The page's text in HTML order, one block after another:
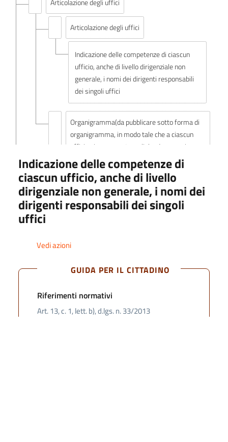
Articolazione degli uffici
Articolazione degli uffici
Indicazione delle competenze di ciascun
ufficio, anche di livello dirigenziale non
generale, i nomi dei dirigenti responsabili
dei singoli uffici
Organigramma(da pubblicare sotto forma di
organigramma, in modo tale che a ciascun
ufficio sia assegnato un link ad una pagina
contenente tutte le informazioni previste dalla
norma)
Telefono e posta elettronica
BANDI DI CONCORSO E SELEZIONI
Indicazione delle competenze di
ciascun ufficio, anche di livello
dirigenziale non generale, i nomi dei
dirigenti responsabili dei singoli
uffici
Vedi azioni
GUIDA PER IL CITTADINO
Riferimenti normativi
Art. 13, c. 1, lett. b), d.lgs. n. 33/2013